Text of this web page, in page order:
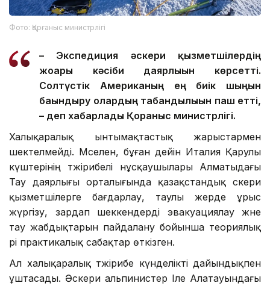
Фото: Қорғаныс министрлігі
– Экспедиция әскери қызметшілердің
жоғары кәсіби даярлығын көрсетті.
Солтүстік Американың ең биік шыңын
бағындыру олардың табандылығын паш етті,
– деп хабарлады Қорғаныс министрлігі.
Халықаралық ынтымақтастық жарыстармен
шектелмейді. Мәселен, бұған дейін Италия Қарулы
күштерінің тәжірибелі нұсқаушылары Алматыдағы
Тау даярлығы орталығында қазақстандық әскери
қызметшілерге бағдарлау, таулы жерде ұрыс
жүргізу, зардап шеккендерді эвакуациялау және
тау жабдықтарын пайдалану бойынша теориялық
әрі практикалық сабақтар өткізген.
Ал халықаралық тәжірибе күнделікті дайындықпен
ұштасады. Әскери альпинистер Іле Алатауындағы